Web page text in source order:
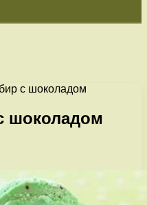
с шоколадом
шоколадом